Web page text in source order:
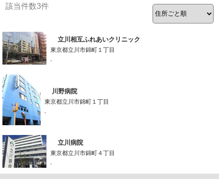
該当件数3件
立川相互ふれあいクリニック
東京都立川市錦町１丁目
-
川野病院
東京都立川市錦町１丁目
-
立川病院
東京都立川市錦町４丁目
-